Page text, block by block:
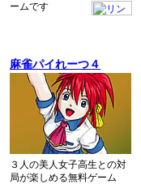
ームです
麻雀パイれーつ４
３人の美人女子高生との対
局が楽しめる無料ゲーム